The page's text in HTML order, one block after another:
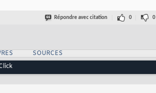
Répondre avec citation 0 0
SOURCES